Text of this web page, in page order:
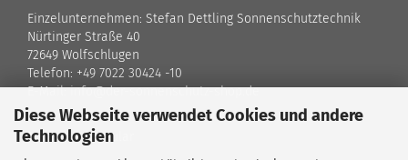
Diese Webseite verwendet Cookies und andere
Technologien
Einzelunternehmen: Stefan Dettling Sonnenschutztechnik
Nürtinger Straße 40
72649 Wolfschlugen
Telefon: +49 7022 30424 -10
E-Mail: info@der-sonnenschutz-shop.de
Kontaktformular